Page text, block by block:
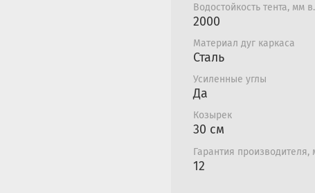
Детали каркаса
полиэфирной
предусмотрено
Тент палатки
устойчивой к
менее 140 гр.м.
столба
,
Тент сшит
каркасу
для соединения
Водостойкость тента, мм
2000
Материал дуг каркаса
Сталь
Усиленные углы
Да
Козырек
30 см
Гарантия производителя,
12